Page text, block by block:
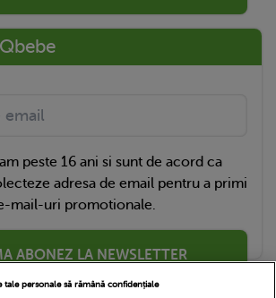
peste 16 ani si sunt de acord ca
adresa de email pentru a primi
mail-uri promotionale.
ABONEZ LA NEWSLETTER
tale personale să rămână confidențiale